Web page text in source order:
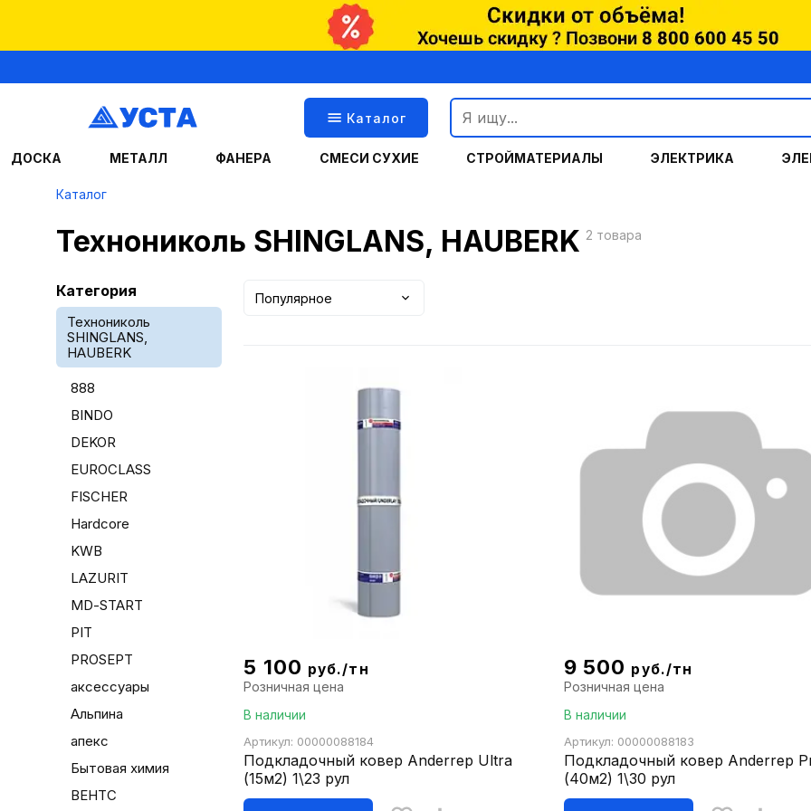
Каталог
ДОСКА МЕТАЛЛ ФАНЕРА СМЕСИ СУХИЕ СТРОЙМАТЕРИАЛЫ ЭЛЕКТРИКА
Каталог
Технониколь SHINGLANS, HAUBERK 2 товара
Категория
Технониколь
SHINGLANS,
HAUBERK
888
BINDO
DEKOR
EUROCLASS
FISCHER
Hardcore
KWB
LAZURIT
MD-START
PIT
PROSEPT
аксессуары
Альпина
апекс
Бытовая химия
ВЕНТС
Популярное
5 100 руб./тн
Розничная цена
В наличии
Артикул: 00000088184
Подкладочный ковер Anderrep Ultra
(15м2) 1\23 рул
9 500 руб./тн
Розничная цена
В наличии
Артикул: 00000088183
Подкладочный ковер Anderrep
(40м2) 1\30 рул